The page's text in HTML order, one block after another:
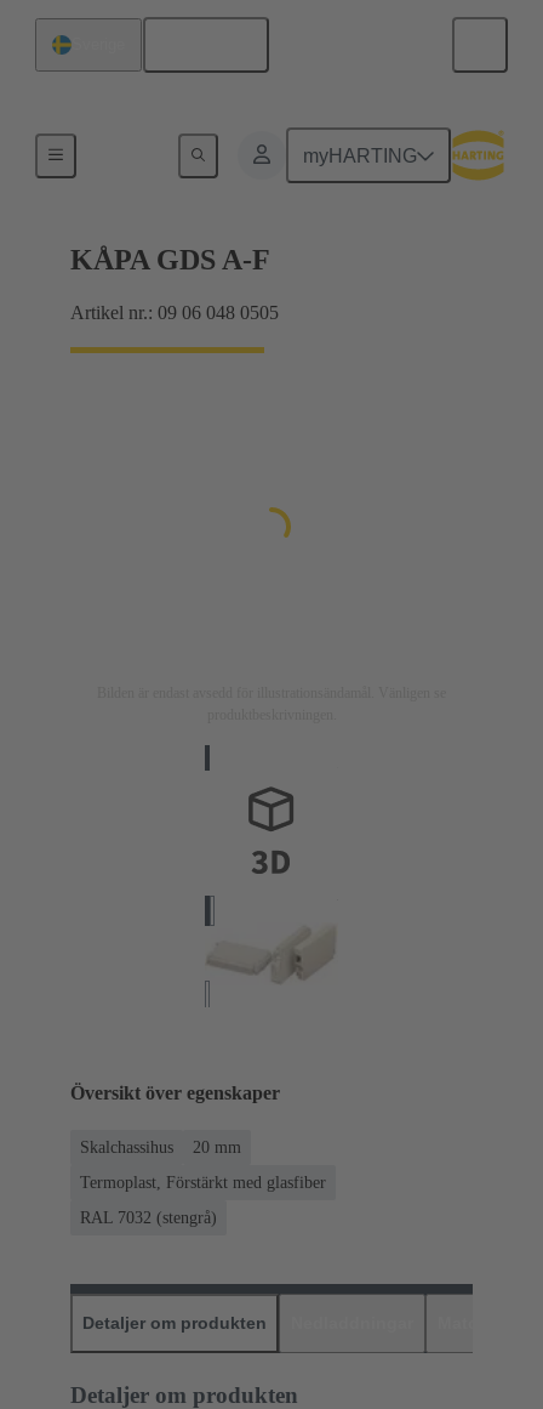
myHARTING
KÅPA GDS A-F
Artikel nr.: 09 06 048 0505
Översikt över egenskaper
Skalchassihus
20 mm
Termoplast, Förstärkt med glasfiber
RAL 7032 (stengrå)
Detaljer om produkten
Detaljer om produkten